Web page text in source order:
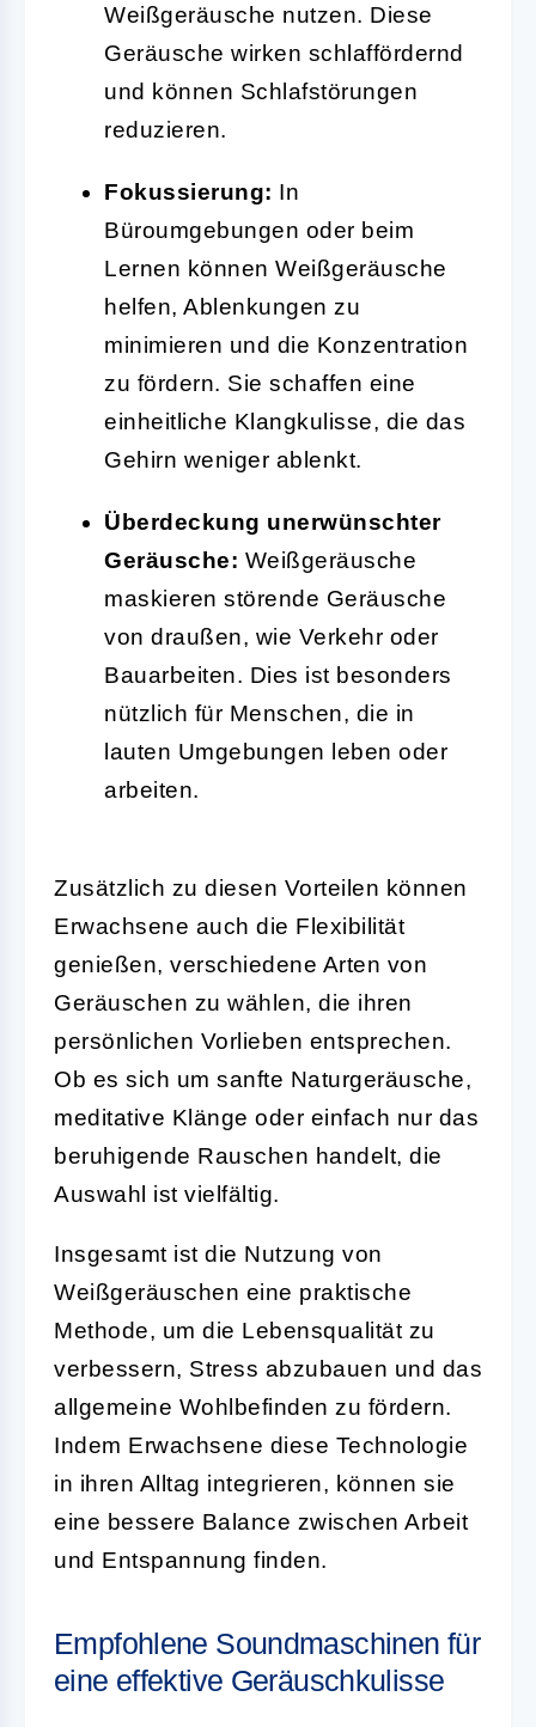
Weißgeräusche nutzen. Diese
Geräusche wirken schlaffördernd
und können Schlafstörungen
reduzieren.
Fokussierung: In
Büroumgebungen oder beim
Lernen können Weißgeräusche
helfen, Ablenkungen zu
minimieren und die Konzentration
zu fördern. Sie schaffen eine
einheitliche Klangkulisse, die das
Gehirn weniger ablenkt.
Überdeckung unerwünschter
Geräusche: Weißgeräusche
maskieren störende Geräusche
von draußen, wie Verkehr oder
Bauarbeiten. Dies ist besonders
nützlich für Menschen, die in
lauten Umgebungen leben oder
arbeiten.
Zusätzlich zu diesen Vorteilen können
Erwachsene auch die Flexibilität
genießen, verschiedene Arten von
Geräuschen zu wählen, die ihren
persönlichen Vorlieben entsprechen.
Ob es sich um sanfte Naturgeräusche,
meditative Klänge oder einfach nur das
beruhigende Rauschen handelt, die
Auswahl ist vielfältig.
Insgesamt ist die Nutzung von
Weißgeräuschen eine praktische
Methode, um die Lebensqualität zu
verbessern, Stress abzubauen und das
allgemeine Wohlbefinden zu fördern.
Indem Erwachsene diese Technologie
in ihren Alltag integrieren, können sie
eine bessere Balance zwischen Arbeit
und Entspannung finden.
Empfohlene Soundmaschinen für
eine effektive Geräuschkulisse